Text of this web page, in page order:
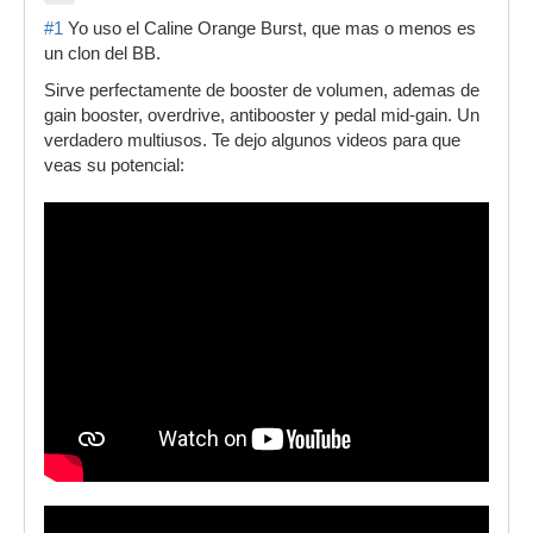
#1 Yo uso el Caline Orange Burst, que mas o menos es
un clon del BB.
Sirve perfectamente de booster de volumen, ademas de
gain booster, overdrive, antibooster y pedal mid-gain. Un
verdadero multiusos. Te dejo algunos videos para que
veas su potencial: